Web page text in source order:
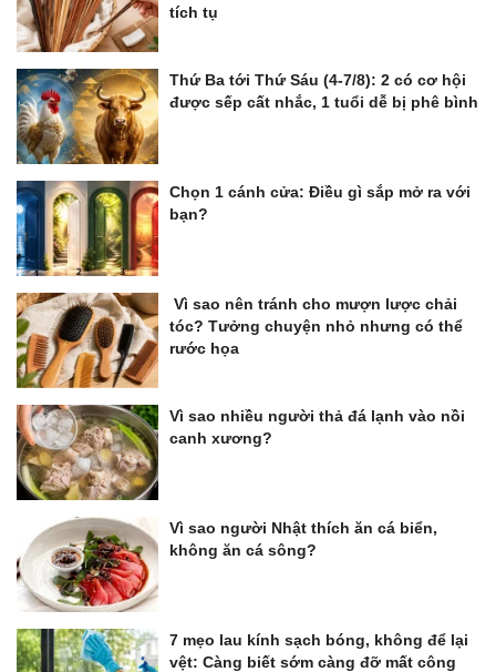
tích tụ
Thứ Ba tới Thứ Sáu (4-7/8): 2 có cơ hội
được sếp cất nhắc, 1 tuổi dễ bị phê bình
Chọn 1 cánh cửa: Điều gì sắp mở ra với
bạn?
Vì sao nên tránh cho mượn lược chải
tóc? Tưởng chuyện nhỏ nhưng có thể
rước họa
Vì sao nhiều người thả đá lạnh vào nồi
canh xương?
Vì sao người Nhật thích ăn cá biển,
không ăn cá sông?
7 mẹo lau kính sạch bóng, không để lại
vệt: Càng biết sớm càng đỡ mất công